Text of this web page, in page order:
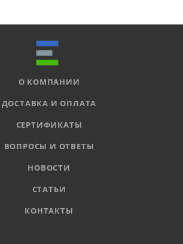
О КОМПАНИИ
ДОСТАВКА И ОПЛАТА
СЕРТИФИКАТЫ
ВОПРОСЫ И ОТВЕТЫ
НОВОСТИ
СТАТЬИ
КОНТАКТЫ